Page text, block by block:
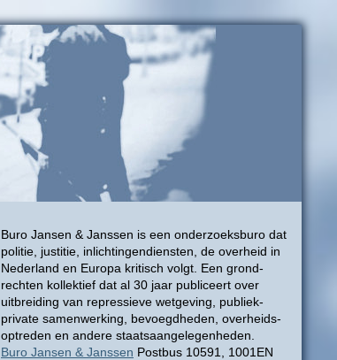
Buro Jansen & Janssen is een onderzoeksburo dat
politie, justitie, inlichtingendiensten, de overheid in
Nederland en Europa kritisch volgt. Een grond-
rechten kollektief dat al 30 jaar publiceert over
uitbreiding van repressieve wetgeving, publiek-
private samenwerking, bevoegdheden, overheids-
optreden en andere staatsaangelegenheden.
Buro Jansen & Janssen Postbus 10591, 1001EN